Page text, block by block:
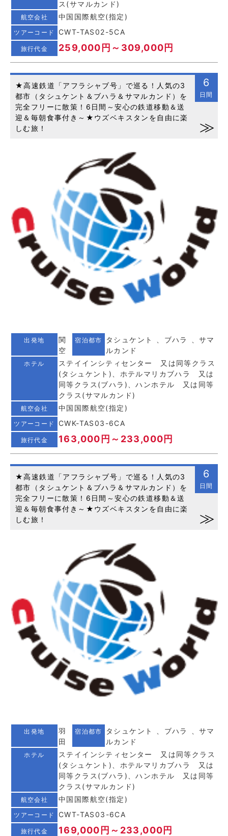
ス(サマルカンド)
航空会社 中国国際航空(指定)
ツアーコード CWT-TAS02-5CA
旅行代金 259,000円～309,000円
6
日間
★高速鉄道「アフラシャブ号」で巡る！人気の3
都市（タシュケント＆ブハラ＆サマルカンド）を
完全フリーに散策！6日間～安心の鉄道移動＆送
迎＆毎朝食事付き～★ウズベキスタンを自由に楽
しむ旅！
出発地
関
空
宿泊都市
タシュケント 、ブハラ 、サマ
ルカンド
ホテル
ステイインシティセンター 又は同等クラス
(タシュケント)、ホテルマリカブハラ 又は
同等クラス(ブハラ)、ハンホテル 又は同等
クラス(サマルカンド)
航空会社 中国国際航空(指定)
ツアーコード CWK-TAS03-6CA
旅行代金 163,000円～233,000円
6
日間
★高速鉄道「アフラシャブ号」で巡る！人気の3
都市（タシュケント＆ブハラ＆サマルカンド）を
完全フリーに散策！6日間～安心の鉄道移動＆送
迎＆毎朝食事付き～★ウズベキスタンを自由に楽
しむ旅！
出発地
羽
田
宿泊都市
タシュケント 、ブハラ 、サマ
ルカンド
ホテル
ステイインシティセンター 又は同等クラス
(タシュケント)、ホテルマリカブハラ 又は
同等クラス(ブハラ)、ハンホテル 又は同等
クラス(サマルカンド)
航空会社 中国国際航空(指定)
ツアーコード CWT-TAS03-6CA
旅行代金 169,000円～233,000円